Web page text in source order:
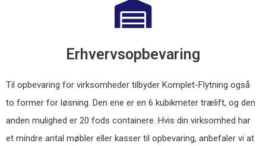
Erhvervsopbevaring
Til opbevaring for virksomheder tilbyder Komplet-Flytning også
to former for løsning. Den ene er en 6 kubikmeter trælift, og den
anden mulighed er 20 fods containere. Hvis din virksomhed har
et mindre antal møbler eller kasser til opbevaring, anbefaler vi at